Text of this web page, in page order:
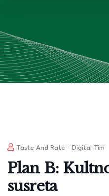
Taste And Rate - Digital Tim
Plan B:
susreta